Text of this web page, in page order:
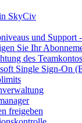
SkyCiv
und Support
Sie Ihr
des Teamkontos
Single Sign-On
freigeben